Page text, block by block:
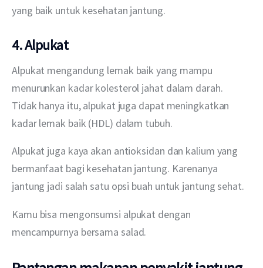
yang baik untuk kesehatan jantung.
4. Alpukat
Alpukat mengandung lemak baik yang mampu
menurunkan kadar kolesterol jahat dalam darah.
Tidak hanya itu, alpukat juga dapat meningkatkan
kadar lemak baik (HDL) dalam tubuh.
Alpukat juga kaya akan antioksidan dan kalium yang
bermanfaat bagi kesehatan jantung. Karenanya
jantung jadi salah satu opsi buah untuk jantung sehat.
Kamu bisa mengonsumsi alpukat dengan
mencampurnya bersama salad.